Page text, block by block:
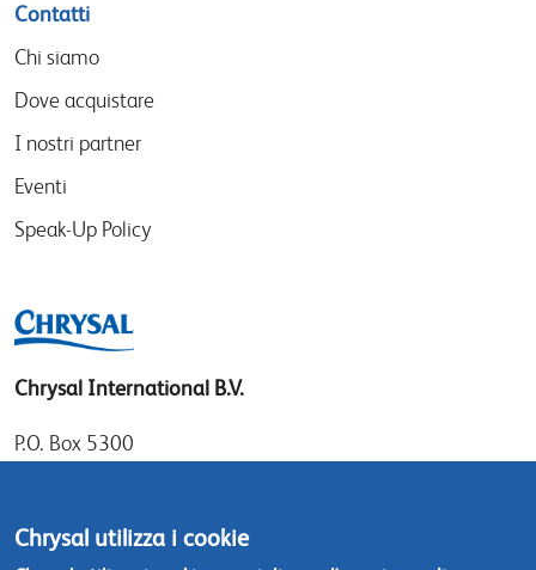
Contatti
Chi siamo
Dove acquistare
I nostri partner
Eventi
Speak-Up Policy
Chrysal International B.V.
P.O. Box 5300
1411 DD Naarden
Chrysal utilizza i cookie